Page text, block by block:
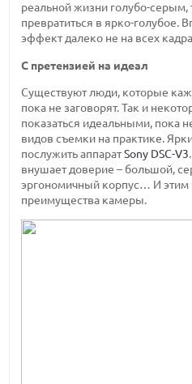
реальной жизни голубо-
превратиться в ярко-голубое.
эффект далеко не на всех
С претензией на идеал
Существуют люди, которые
пока не заговорят. Так и
показаться идеальными, пока
видов съемки на практике.
послужить аппаратSony DSC-V3
внушает доверие – большой,
эргономичный корпус… И этим
преимущества камеры.